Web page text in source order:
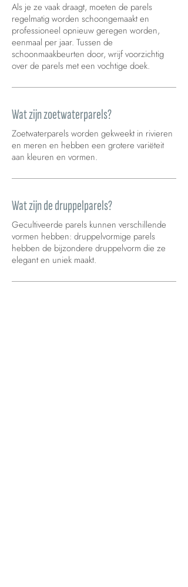
Als je ze vaak draagt, moeten de parels
regelmatig worden schoongemaakt en
professioneel opnieuw geregen worden,
eenmaal per jaar. Tussen de
schoonmaakbeurten door, wrijf voorzichtig
over de parels met een vochtige doek.
Wat zijn zoetwaterparels?
Zoetwaterparels worden gekweekt in rivieren
en meren en hebben een grotere variëteit
aan kleuren en vormen.
Wat zijn de druppelparels?
Gecultiveerde parels kunnen verschillende
vormen hebben: druppelvormige parels
hebben de bijzondere druppelvorm die ze
elegant en uniek maakt.